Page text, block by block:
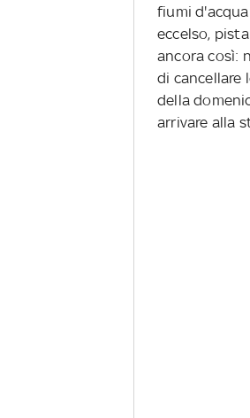
fiumi
eccelso,
ancora così:
di cancellare
della
arrivare alla